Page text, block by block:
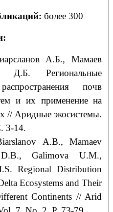
более 300
А.Б., Мамаев
Д.Б. Региональные
почв
и их применение на
// Аридные экосистемы.
3-14.
A.B., Mamaev
Galimova U.M.,
Regional Distribution
Ecosystems and Their
Continents // Arid